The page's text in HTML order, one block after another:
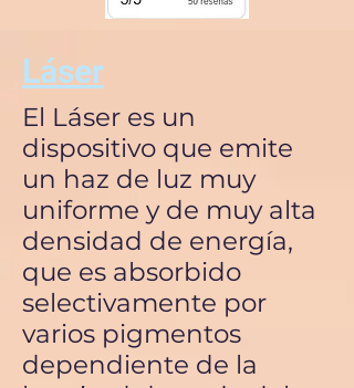
Láser
El Láser es un
dispositivo que emite
un haz de luz muy
uniforme y de muy alta
densidad de energía,
que es absorbido
selectivamente por
varios pigmentos
dependiente de la